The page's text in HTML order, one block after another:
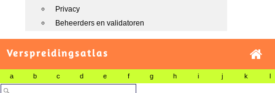
Privacy
Beheerders en validatoren
Verspreidingsatlas
a b c d e f g h i j k l